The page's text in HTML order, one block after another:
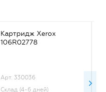
Картридж Xerox
106R02778
Арт. 330036
Склад (4-6 дней)